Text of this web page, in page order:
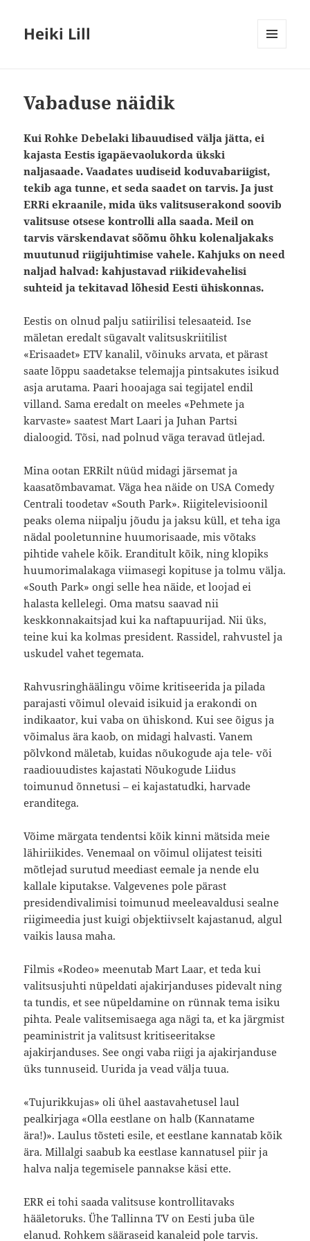
Heiki Lill
Vabaduse näidik
Kui Rohke Debelaki libauudised välja jätta, ei
kajasta Eestis igapäevaolukorda ükski
naljasaade. Vaadates uudiseid koduvabariigist,
tekib aga tunne, et seda saadet on tarvis. Ja just
ERRi ekraanile, mida üks valitsuserakond soovib
valitsuse otsese kontrolli alla saada. Meil on
tarvis värskendavat sõõmu õhku kolenaljakaks
muutunud riigijuhtimise vahele. Kahjuks on need
naljad halvad: kahjustavad riikidevahelisi
suhteid ja tekitavad lõhesid Eesti ühiskonnas.
Eestis on olnud palju satiirilisi telesaateid. Ise
mäletan eredalt sügavalt valitsuskriitilist
«Erisaadet» ETV kanalil, võinuks arvata, et pärast
saate lõppu saadetakse telemajja pintsakutes isikud
asja arutama. Paari hooajaga sai tegijatel endil
villand. Sama eredalt on meeles «Pehmete ja
karvaste» saatest Mart Laari ja Juhan Partsi
dialoogid. Tõsi, nad polnud väga teravad ütlejad.
Mina ootan ERRilt nüüd midagi järsemat ja
kaasatõmbavamat. Väga hea näide on USA Comedy
Centrali toodetav «South Park». Riigitelevisioonil
peaks olema niipalju jõudu ja jaksu küll, et teha iga
nädal pooletunnine huumorisaade, mis võtaks
pihtide vahele kõik. Eranditult kõik, ning klopiks
huumorimalakaga viimasegi kopituse ja tolmu välja.
«South Park» ongi selle hea näide, et loojad ei
halasta kellelegi. Oma matsu saavad nii
keskkonnakaitsjad kui ka naftapuurijad. Nii üks,
teine kui ka kolmas president. Rassidel, rahvustel ja
uskudel vahet tegemata.
Rahvusringhäälingu võime kritiseerida ja pilada
parajasti võimul olevaid isikuid ja erakondi on
indikaator, kui vaba on ühiskond. Kui see õigus ja
võimalus ära kaob, on midagi halvasti. Vanem
põlvkond mäletab, kuidas nõukogude aja tele- või
raadiouudistes kajastati Nõukogude Liidus
toimunud õnnetusi – ei kajastatudki, harvade
eranditega.
Võime märgata tendentsi kõik kinni mätsida meie
lähiriikides. Venemaal on võimul olijatest teisiti
mõtlejad surutud meediast eemale ja nende elu
kallale kiputakse. Valgevenes pole pärast
presidendivalimisi toimunud meeleavaldusi sealne
riigimeedia just kuigi objektiivselt kajastanud, algul
vaikis lausa maha.
Filmis «Rodeo» meenutab Mart Laar, et teda kui
valitsusjuhti nüpeldati ajakirjanduses pidevalt ning
ta tundis, et see nüpeldamine on rünnak tema isiku
pihta. Peale valitsemisaega aga nägi ta, et ka järgmist
peaministrit ja valitsust kritiseeritakse
ajakirjanduses. See ongi vaba riigi ja ajakirjanduse
üks tunnuseid. Uurida ja vead välja tuua.
«Tujurikkujas» oli ühel aastavahetusel laul
pealkirjaga «Olla eestlane on halb (Kannatame
ära!)». Laulus tõsteti esile, et eestlane kannatab kõik
ära. Millalgi saabub ka eestlase kannatusel piir ja
halva nalja tegemisele pannakse käsi ette.
ERR ei tohi saada valitsuse kontrollitavaks
hääletoruks. Ühe Tallinna TV on Eesti juba üle
elanud. Rohkem sääraseid kanaleid pole tarvis.